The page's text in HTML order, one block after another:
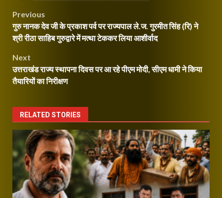
Post
navigation
Previous
गुरु नानक देव जी के प्रकाश पर्व पर राज्यपाल ले.ज. गुरमीत सिंह (रि) ने
श्री रीठा साहिब गुरुद्वारे में मत्था टेककर लिया आशीर्वाद
Next
उत्तराखंड राज्य स्थापना दिवस पर आ रहे पीएम मोदी, सीएम धामी ने किया
तैयारियों का निरीक्षण
RELATED STORIES